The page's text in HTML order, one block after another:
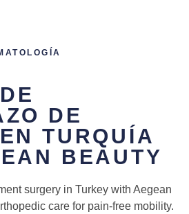
DE
TURQUÍA
BEAUTY